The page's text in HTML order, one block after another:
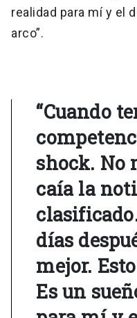
realidad para mí y el
arco”.
“Cuando
shock. No
caía la
días
mejor.
Es un